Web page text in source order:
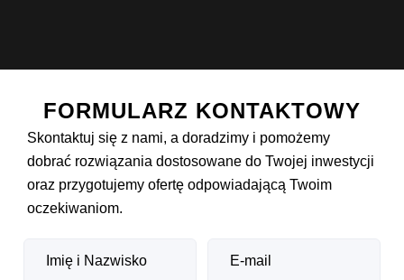
FORMULARZ KONTAKTOWY
Skontaktuj się z nami, a doradzimy i pomożemy
dobrać rozwiązania dostosowane do Twojej inwestycji
oraz przygotujemy ofertę odpowiadającą Twoim
oczekiwaniom.